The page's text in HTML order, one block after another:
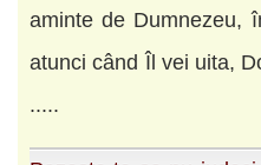
aminte de Dumnezeu,
atunci când Îl vei uita,
.....